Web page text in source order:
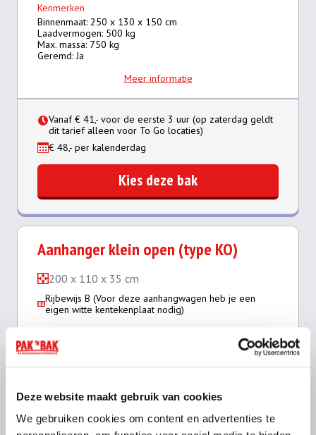
Deze website maakt gebruik van cookies
We gebruiken cookies om content en advertenties te
Kenmerken
Binnenmaat: 250 x 130 x 150 cm
Laadvermogen: 500 kg
Max. massa: 750 kg
Geremd: Ja
Meer informatie
Vanaf € 41,- voor de eerste 3 uur (op zaterdag geldt
dit tarief alleen voor To Go locaties)
€ 48,- per kalenderdag
Kies deze bak
Aanhanger klein open (type KO)
200 x 110 x 35 cm
Rijbewijs B (Voor deze aanhangwagen heb je een
eigen witte kentekenplaat nodig)